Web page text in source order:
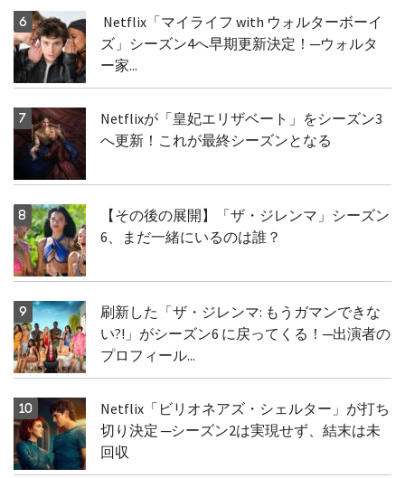
Netflix「マイライフ with ウォルターボーイ
ズ」シーズン4へ早期更新決定！─ウォルタ
ー家...
Netflixが「皇妃エリザベート」をシーズン3
へ更新！これが最終シーズンとなる
【その後の展開】「ザ・ジレンマ」シーズン
6、まだ一緒にいるのは誰？
刷新した「ザ・ジレンマ: もうガマンできな
い?!」がシーズン6 に戻ってくる！─出演者の
プロフィール...
Netflix「ビリオネアズ・シェルター」が打ち
切り決定 ─シーズン2は実現せず、結末は未
回収